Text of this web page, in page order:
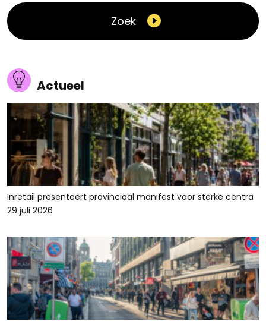
Zoek
Actueel
Inretail presenteert provinciaal manifest voor sterke centra
29 juli 2026